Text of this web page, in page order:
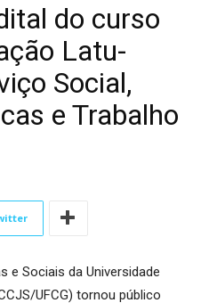
do curso
Latu-
Social,
e Trabalho
e Sociais da Universidade
UFCG) tornou público